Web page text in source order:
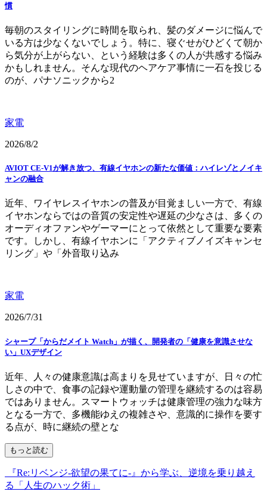
慣
毎朝のスタイリングに時間を取られ、髪のダメージに悩んで
いる方は少なくないでしょう。特に、寝ぐせがひどくて朝か
ら気分が上がらない、という経験は多くの人が共感する悩み
かもしれません。そんな現代のヘアケア事情に一石を投じる
のが、パナソニックから2
家電
2026/8/2
AVIOT CE-V1が解き放つ、有線イヤホンの新たな価値：ハイレゾとノイキ
ャンの融合
近年、ワイヤレスイヤホンの普及が目覚ましい一方で、有線
イヤホンならではの音質の安定性や遅延の少なさは、多くの
オーディオファンやゲーマーにとって依然として重要な要素
です。しかし、有線イヤホンに「アクティブノイズキャンセ
リング」や「外音取り込み
家電
2026/7/31
シャープ「からだメイト Watch」が描く、開発者の「健康を意識させな
い」UXデザイン
近年、人々の健康意識は高まりを見せていますが、日々の忙
しさの中で、食事の記録や運動量の管理を継続するのは容易
ではありません。スマートウォッチは健康管理の強力な味方
となる一方で、多機能ゆえの複雑さや、意識的に操作を要す
る点が、時に継続の壁とな
もっと読む
『Re:リベンジ-欲望の果てに-』から学ぶ、逆境を乗り越え
る「人生のハック術」